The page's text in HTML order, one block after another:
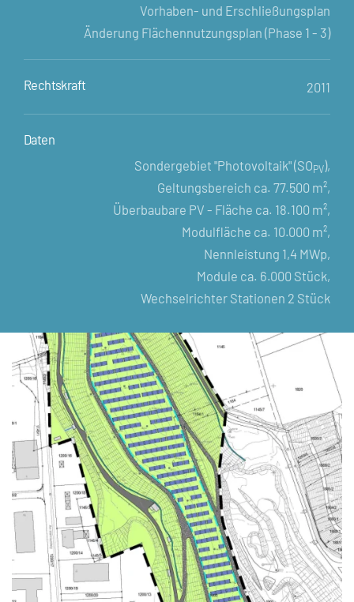
Vorhaben- und Erschließungsplan
Änderung Flächennutzungsplan (Phase 1 - 3)
Rechtskraft 2011
Daten
Sondergebiet "Photovoltaik" (SOPV),
Geltungsbereich ca. 77.500 m²,
Überbaubare PV - Fläche ca. 18.100 m²,
Modulfläche ca. 10.000 m²,
Nennleistung 1,4 MWp,
Module ca. 6.000 Stück,
Wechselrichter Stationen 2 Stück